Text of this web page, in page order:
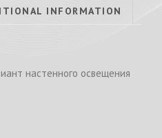
INFORMATION
настенного освещения